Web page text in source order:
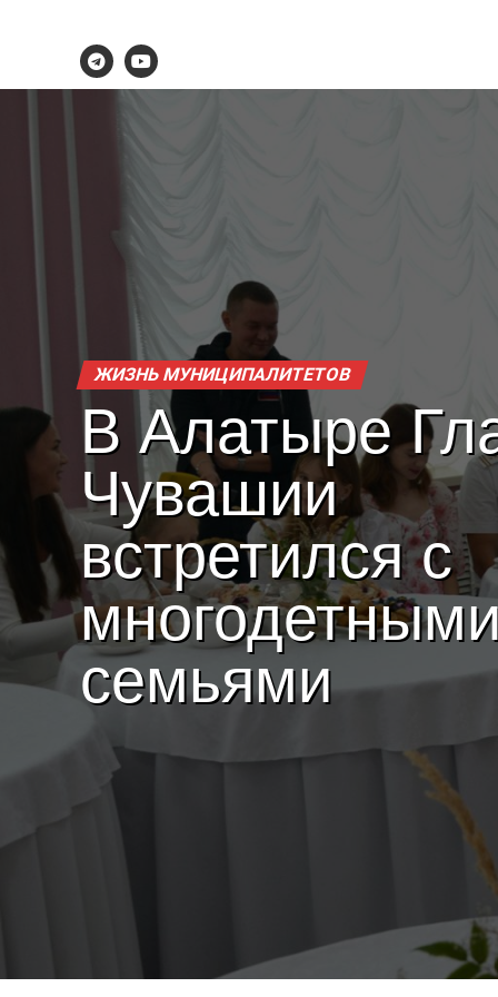
ЖИЗНЬ МУНИЦИПАЛИТЕТОВ
В Алатыре
Чувашии
встретился с
семьями